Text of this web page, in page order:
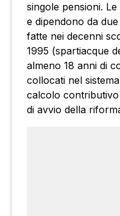
singole pensioni.
e dipendono da
fatte nei decenni
1995 (spartiacque
almeno 18 anni di
collocati nel
calcolo
di avvio della